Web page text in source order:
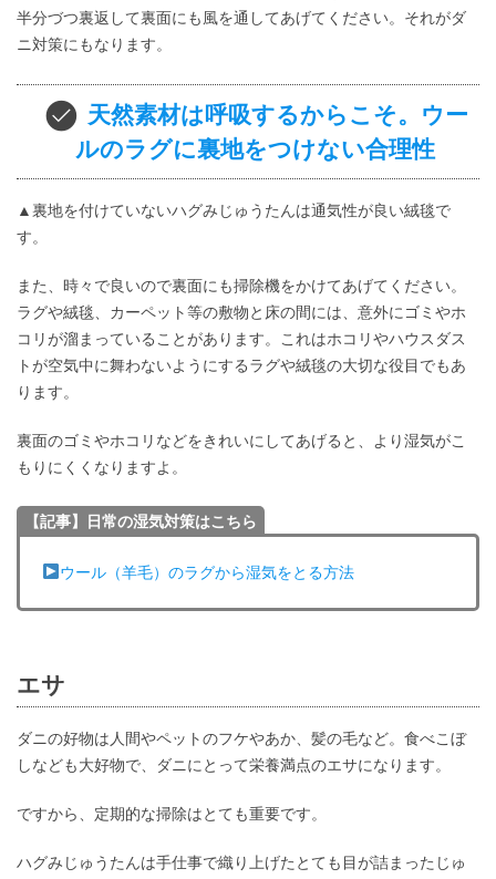
半分づつ裏返して裏面にも風を通してあげてください。それがダ
ニ対策にもなります。
天然素材は呼吸するからこそ。ウー
ルのラグに裏地をつけない合理性
▲裏地を付けていないハグみじゅうたんは通気性が良い絨毯で
す。
また、時々で良いので裏面にも掃除機をかけてあげてください。
ラグや絨毯、カーペット等の敷物と床の間には、意外にゴミやホ
コリが溜まっていることがあります。これはホコリやハウスダス
トが空気中に舞わないようにするラグや絨毯の大切な役目でもあ
ります。
裏面のゴミやホコリなどをきれいにしてあげると、より湿気がこ
もりにくくなりますよ。
【記事】日常の湿気対策はこちら
ウール（羊毛）のラグから湿気をとる方法
エサ
ダニの好物は人間やペットのフケやあか、髪の毛など。食べこぼ
しなども大好物で、ダニにとって栄養満点のエサになります。
ですから、定期的な掃除はとても重要です。
ハグみじゅうたんは手仕事で織り上げたとても目が詰まったじゅ